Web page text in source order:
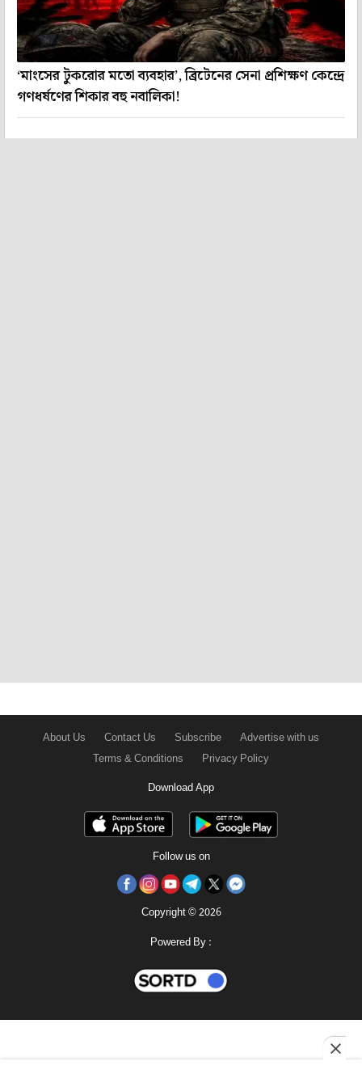
‘মাংসের টুকরোর মতো ব্যবহার’, ব্রিটেনের সেনা প্রশিক্ষণ কেন্দ্রে
গণধর্ষণের শিকার বহু নবালিকা!
About Us Contact Us Subscribe
Advertise with us
Terms & Conditions
Privacy Policy
Download App
Follow us on
Copyright © 2026
Powered By :